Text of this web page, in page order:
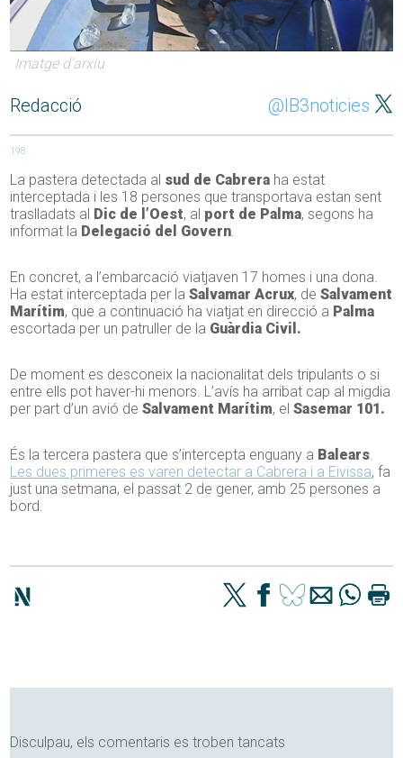
Imatge d'arxiu
Redacció @IB3noticies
198
La pastera detectada al sud de Cabrera ha estat
interceptada i les 18 persones que transportava estan sent
traslladats al Dic de l’Oest, al port de Palma, segons ha
informat la Delegació del Govern.
En concret, a l’embarcació viatjaven 17 homes i una dona.
Ha estat interceptada per laSalvamar Acrux, deSalvament
Marítim, que a continuació ha viatjat en direcció a Palma
escortada per un patruller de la Guàrdia Civil.
De moment es desconeix la nacionalitat dels tripulants o si
entre ells pot haver-hi menors. L’avís ha arribat cap al migdia
per part d’un avió deSalvament Marítim, elSasemar 101.
És la tercera pastera que s’intercepta enguany a Balears.
Les dues primeres es varen detectar a Cabrera i a Eivissa, fa
just una setmana, el passat 2 de gener, amb 25 persones a
bord.
Disculpau, els comentaris es troben tancats